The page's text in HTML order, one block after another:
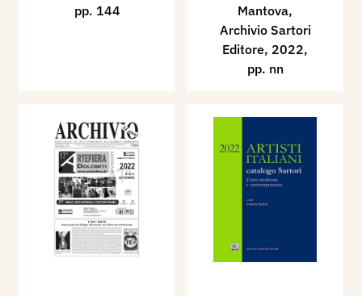
pp. 144
Mantova,
Archivio Sartori
Editore, 2022,
pp. nn